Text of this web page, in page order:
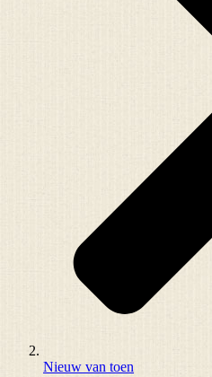
Nieuw van toen